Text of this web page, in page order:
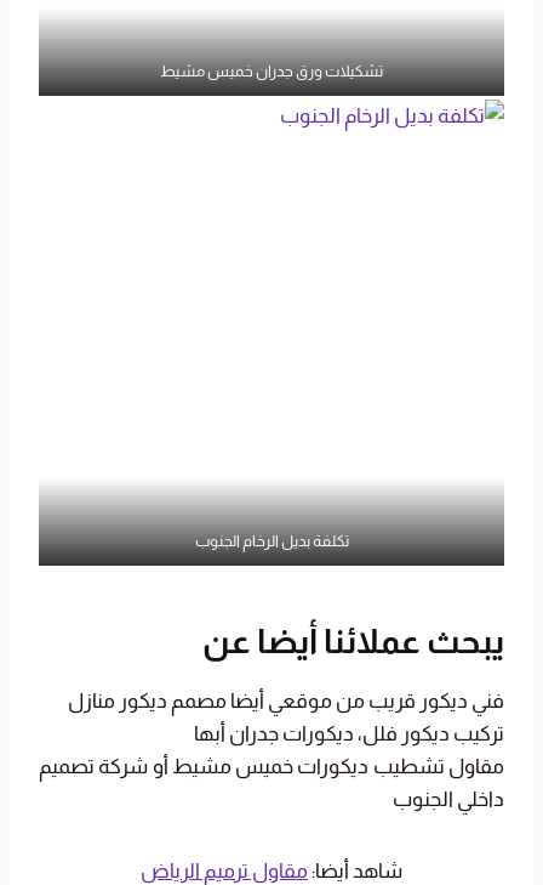
تشكيلات ورق جدران خميس مشيط
تكلفة بديل الرخام الجنوب
يبحث عملائنا أيضا عن
فني ديكور قريب من موقعي أيضا مصمم ديكور منازل
تركيب ديكور فلل، ديكورات جدران أبها
مقاول تشطيب ديكورات خميس مشيط أو شركة تصميم
داخلي الجنوب
شاهد أيضا: مقاول ترميم الرياض